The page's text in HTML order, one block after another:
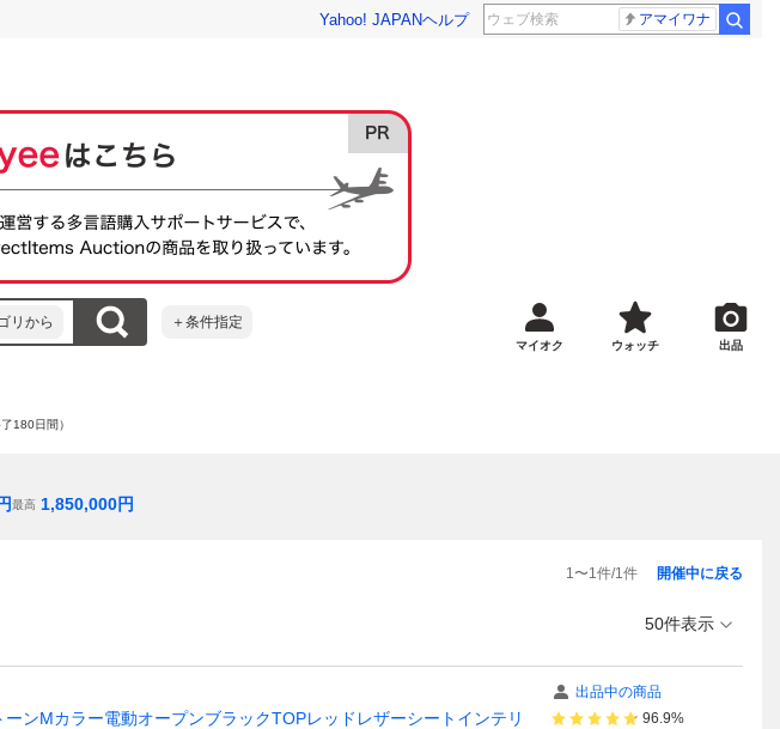
Yahoo! JAPANヘルプ アマイワナ
リから ＋条件指定
マイオク ウォッチ 出品
了180日間）
最高 1,850,000円
1〜1件/1件 開催中に戻る
50件表示
ンMカラー電動オープンブラックTOPレッドレザーシートインテリ
出品中の商品
96.9%